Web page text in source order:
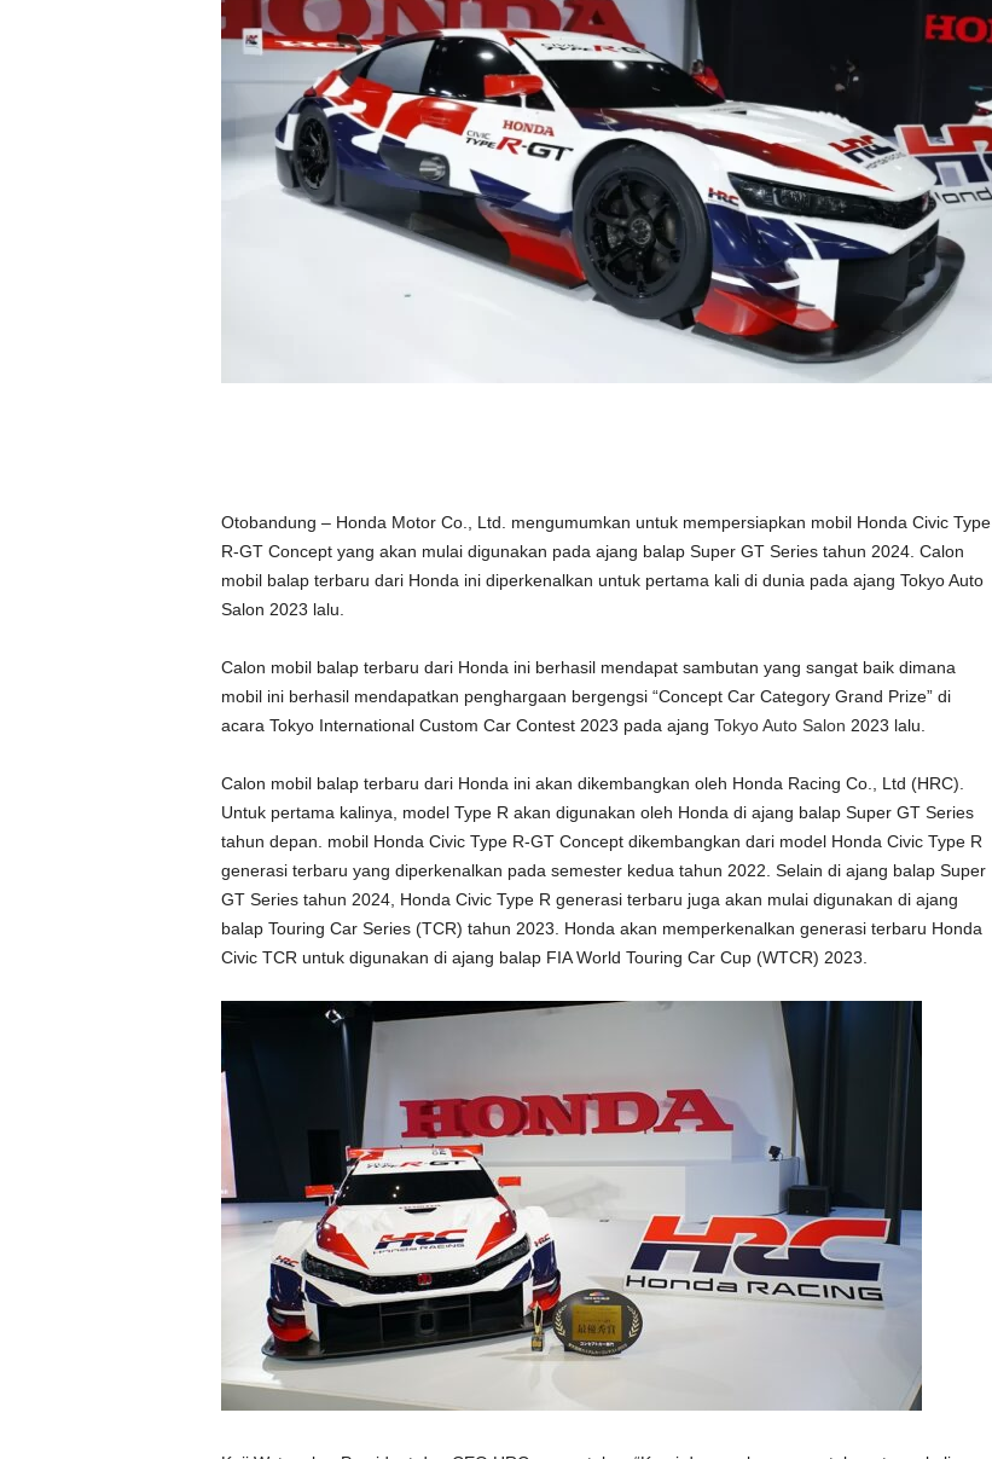
Otobandung – Honda Motor Co., Ltd. mengumumkan untuk mempersiapkan mobil Honda Civic Type
R-GT Concept yang akan mulai digunakan pada ajang balap Super GT Series tahun 2024. Calon
mobil balap terbaru dari Honda ini diperkenalkan untuk pertama kali di dunia pada ajang Tokyo Auto
Salon 2023 lalu.
Calon mobil balap terbaru dari Honda ini berhasil mendapat sambutan yang sangat baik dimana
mobil ini berhasil mendapatkan penghargaan bergengsi “Concept Car Category Grand Prize” di
acara Tokyo International Custom Car Contest 2023 pada ajang Tokyo Auto Salon 2023 lalu.
Calon mobil balap terbaru dari Honda ini akan dikembangkan oleh Honda Racing Co., Ltd (HRC).
Untuk pertama kalinya, model Type R akan digunakan oleh Honda di ajang balap Super GT Series
tahun depan. mobil Honda Civic Type R-GT Concept dikembangkan dari model Honda Civic Type R
generasi terbaru yang diperkenalkan pada semester kedua tahun 2022. Selain di ajang balap Super
GT Series tahun 2024, Honda Civic Type R generasi terbaru juga akan mulai digunakan di ajang
balap Touring Car Series (TCR) tahun 2023. Honda akan memperkenalkan generasi terbaru Honda
Civic TCR untuk digunakan di ajang balap FIA World Touring Car Cup (WTCR) 2023.